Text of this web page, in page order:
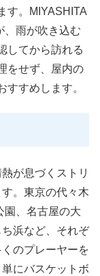
す。MIYASHITA
、雨が吹き込む
してから訪れる
をせず、屋内の
すめします。
が息づくストリ
。東京の代々木
園、名古屋の大
浜など、それぞ
のプレーヤーを
にバスケットボ